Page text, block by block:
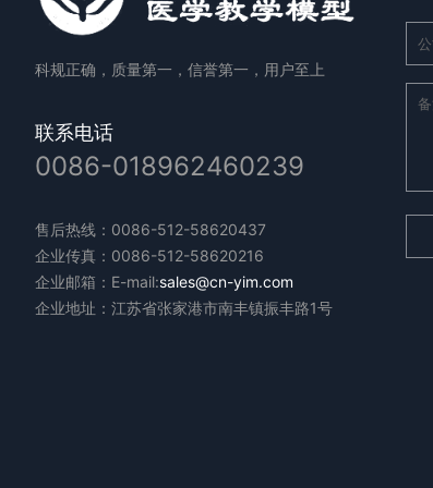
科规正确，质量第一，信誉第一，用户至上
联系电话
0086-018962460239
售后热线：0086-512-58620437
企业传真：0086-512-58620216
企业邮箱：E-mail:sales@cn-yim.com
企业地址：江苏省张家港市南丰镇振丰路1号